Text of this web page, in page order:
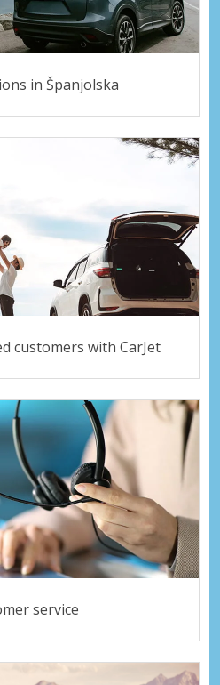
in Španjolska
customers with CarJet
service